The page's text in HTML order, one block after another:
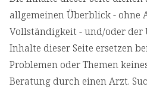
allgemeinen Überblick - ohne
Vollständigkeit - und/oder der
Inhalte dieser Seite ersetzen
Problemen oder Themen
Beratung durch einen Arzt.